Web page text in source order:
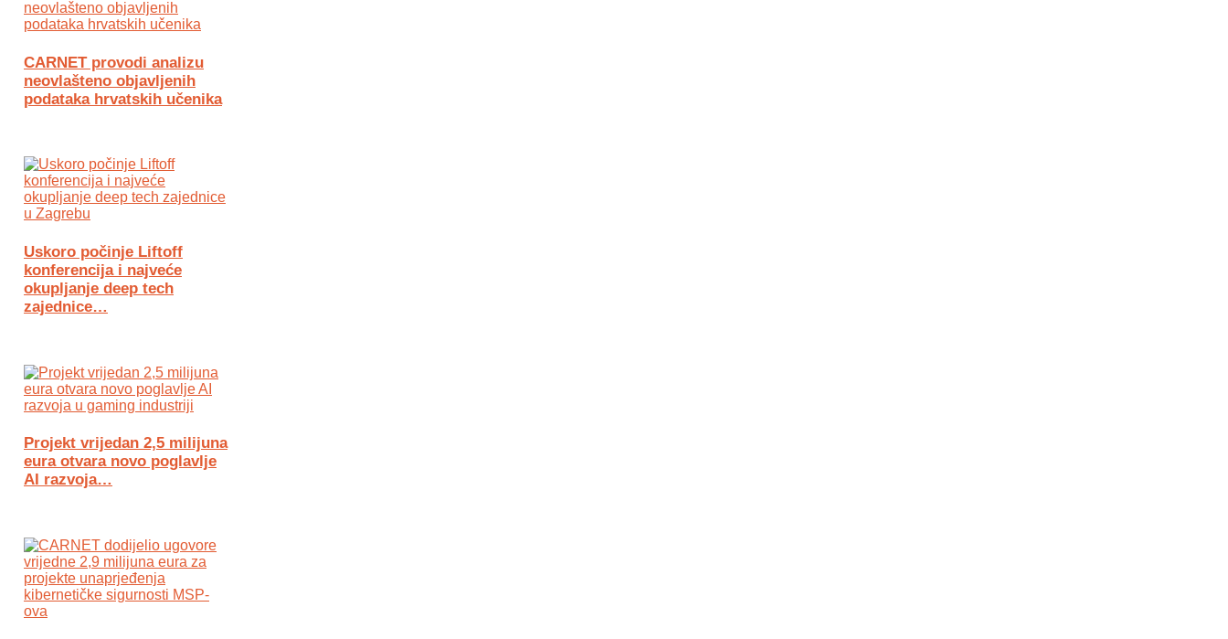
CARNET provodi analizu
neovlašteno objavljenih
podataka hrvatskih učenika
Uskoro počinje Liftoff
konferencija i najveće
okupljanje deep tech
zajednice…
Projekt vrijedan 2,5 milijuna
eura otvara novo poglavlje
AI razvoja…